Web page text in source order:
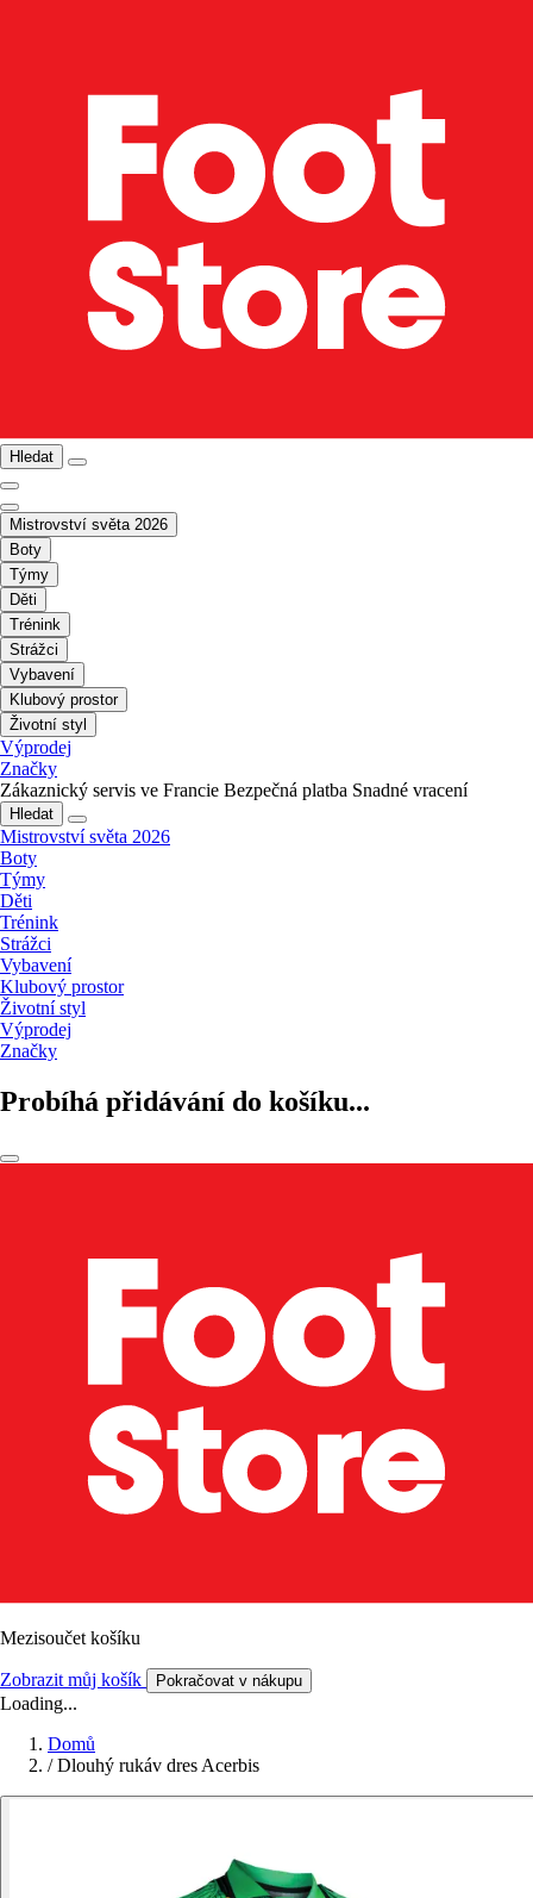
Hledat
Mistrovství světa 2026
Boty
Týmy
Děti
Trénink
Strážci
Vybavení
Klubový prostor
Životní styl
Výprodej
Značky
Zákaznický servis ve Francie Bezpečná platba Snadné vracení
Hledat
Mistrovství světa 2026
Boty
Týmy
Děti
Trénink
Strážci
Vybavení
Klubový prostor
Životní styl
Výprodej
Značky
Probíhá přidávání do košíku...
Mezisoučet košíku
Zobrazit můj košík Pokračovat v nákupu
Loading...
Domů
/ Dlouhý rukáv dres Acerbis